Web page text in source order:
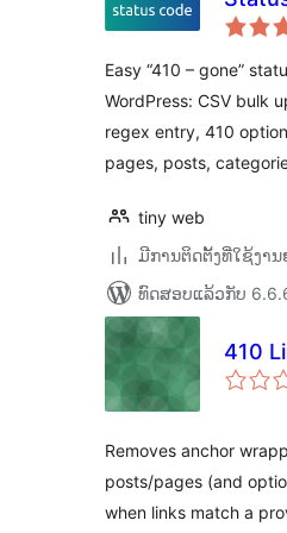
Easy “410 – gone”
WordPress: CSV bulk
regex entry, 410
pages, posts,
tiny web
ມີການຕິດຕັ້ງທີ່ໃຊ້ງາ
ທົດສອບແລ້ວກັບ
410
Removes anchor
posts/pages (and
when links match a